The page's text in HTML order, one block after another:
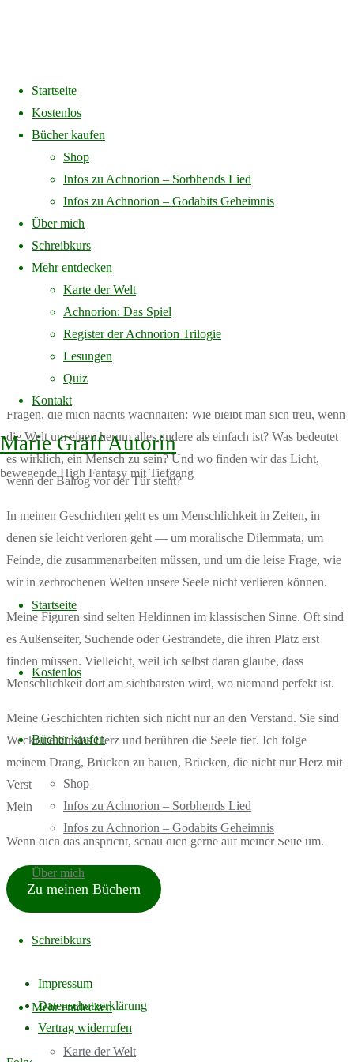
Startseite
Kostenlos
Bücher kaufen
Shop
Infos zu Achnorion – Sorbhends Lied
Infos zu Achnorion – Godabits Geheimnis
Über mich
Schreibkurs
Mehr entdecken
Karte der Welt
Achnorion: Das Spiel
Register der Achnorion Trilogie
Lesungen
Quiz
Kontakt
Marie Gräff Autorin
bewegende High Fantasy mit Tiefgang
Skip
content
Startseite
Kostenlos
Bücher kaufen
Shop
Infos zu Achnorion – Sorbhends Lied
Infos zu Achnorion – Godabits Geheimnis
Über mich
Schreibkurs
Mehr entdecken
Karte der Welt
Home
Über mich
Über mich
Mein Name ist Marie Gräff.
Ich schreibe Geschichten, weil manche Wahrheiten erst sichtbar
werden, wenn man sie in eine andere Welt versetzt.
Fragen, die mich nachts wachhalten: Wie bleibt man sich treu, wenn
die Welt um einen herum alles andere als einfach ist? Was bedeutet
es wirklich, ein Mensch zu sein? Und wo finden wir das Licht,
wenn der Balrog vor der Tür steht?
In meinen Geschichten geht es um Menschlichkeit in Zeiten, in
denen sie leicht verloren geht — um moralische Dilemmata, um
Feinde, die zusammenarbeiten müssen, und um die leise Frage, wie
wir in zerbrochenen Welten unsere Seele nicht verlieren können.
Meine Figuren sind selten Heldinnen im klassischen Sinne. Oft sind
es Außenseiter, Suchende oder Gestrandete, die ihren Platz erst
finden müssen. Vielleicht, weil ich selbst daran glaube, dass
Menschlichkeit dort am sichtbarsten wird, wo niemand perfekt ist.
Meine Geschichten richten sich nicht nur an den Verstand. Sie sind
Weckrufe für das Herz und berühren die Seele tief. Ich folge
meinem Drang, Brücken zu bauen, Brücken, die nicht nur Herz mit
Verstand verbinden, sondern auch Welten vereinen und starre
Meinungen in ein farbenfrohes Spektrum verwandeln.
Wenn dich das anspricht, schau dich gerne auf meiner Seite um.
Zu meinen Büchern
Impressum
Datenschutzerklärung
Vertrag widerrufen